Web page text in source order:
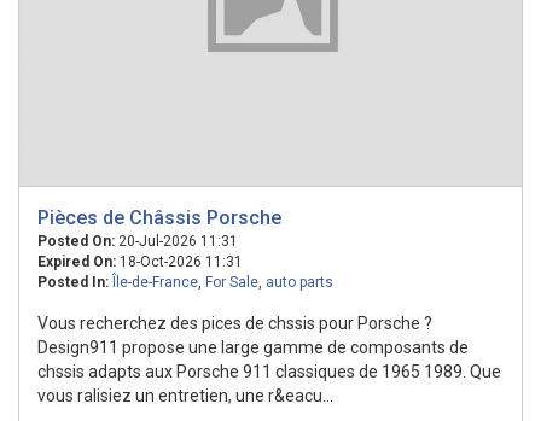
Pièces de Châssis Porsche
Posted On: 20-Jul-2026 11:31
Expired On: 18-Oct-2026 11:31
Posted In:
Île-de-France, For Sale, auto parts
Vous recherchez des pices de chssis pour Porsche ?
Design911 propose une large gamme de composants de
chssis adapts aux Porsche 911 classiques de 1965 1989. Que
vous ralisiez un entretien, une r&eacu...